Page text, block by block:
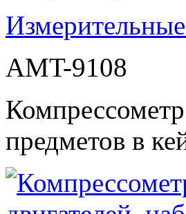
AMT-9108
предметов в